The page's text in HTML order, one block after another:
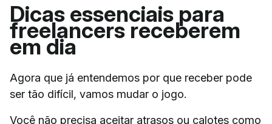
Dicas essenciais para
freelancers receberem
em dia
Agora que já entendemos por que receber pode
ser tão difícil, vamos mudar o jogo.
Você não precisa aceitar atrasos ou calotes como